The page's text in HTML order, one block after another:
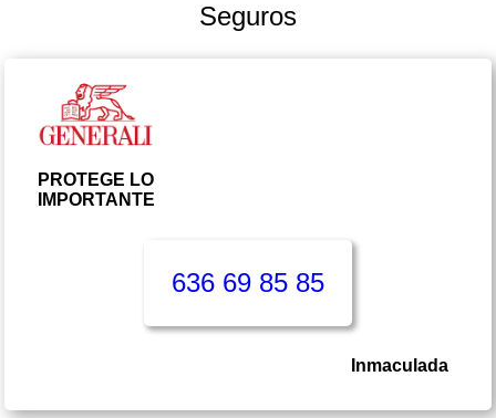
Seguros
PROTEGE LO
IMPORTANTE
636 69 85 85
Inmaculada